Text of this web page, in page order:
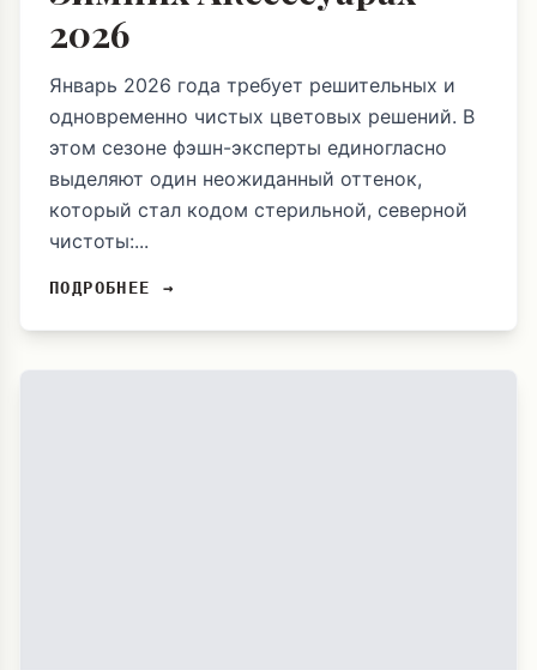
2026
Январь 2026 года требует решительных и
одновременно чистых цветовых решений. В
этом сезоне фэшн-эксперты единогласно
выделяют один неожиданный оттенок,
который стал кодом стерильной, северной
чистоты:...
ПОДРОБНЕЕ →